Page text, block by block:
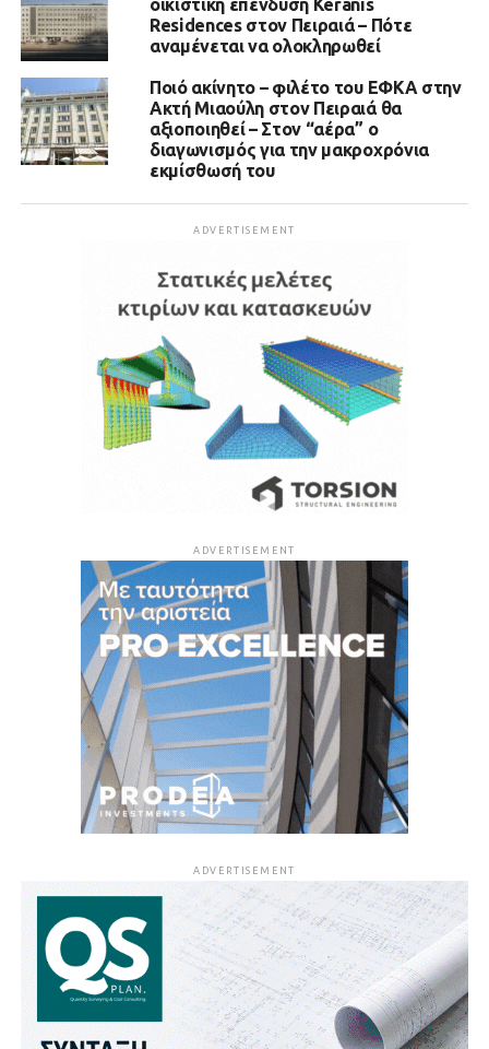
οικιστική επένδυση Keranis
Residences στον Πειραιά – Πότε
αναμένεται να ολοκληρωθεί
Ποιό ακίνητο – φιλέτο του ΕΦΚΑ στην
Ακτή Μιαούλη στον Πειραιά θα
αξιοποιηθεί – Στον “αέρα” ο
διαγωνισμός για την μακροχρόνια
εκμίσθωσή του
ADVERTISEMENT
ADVERTISEMENT
ADVERTISEMENT